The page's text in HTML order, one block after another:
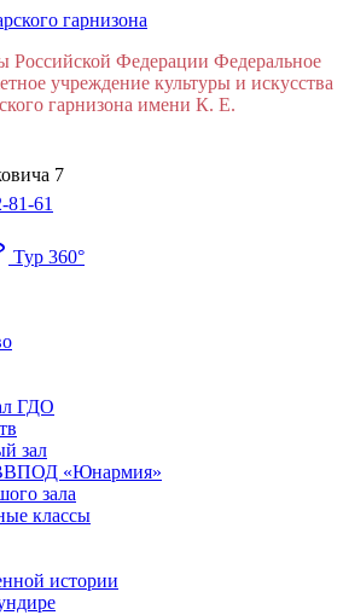
Российской Федерации Федеральное
учреждение культуры и искусства
гарнизона имени К. Е.
7
81-61
Тур 360°
ГДО
зал
«Юнармия»
зала
классы
истории